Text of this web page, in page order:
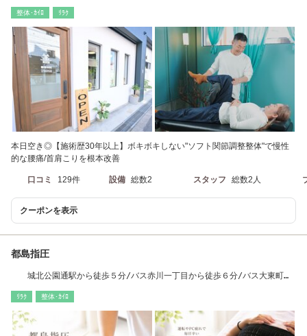
整体･ｶｲﾛ ﾘﾗｸ
本日空き◎【施術歴30年以上】ボキボキしない"ソフト関節調整整体"で慢性
的な腰痛/首肩こりを根本改善
口コミ 129件 設備 総数2 スタッフ 総数2人
クーポンを表示
都島指圧
城北公園通駅から徒歩５分/バス赤川一丁目から徒歩６分/バス大東町一
ﾘﾗｸ 整体･ｶｲﾛ